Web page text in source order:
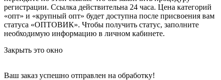
регистрации. Ссылка действительна 24 часа. Цена категорий
«опт» и «крупный опт» будет доступна после присвоения вам
статуса «ОПТОВИК». Чтобы получить статус, заполните
необходимую информацию в личном кабинете.
Закрыть это окно
Ваш заказ успешно отправлен на обработку!